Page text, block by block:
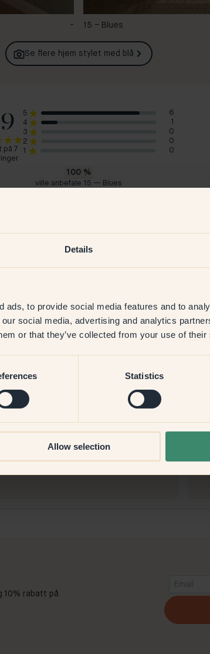
Details
ads, to provide social media features and to
social media, advertising and analytics
or that they’ve collected from your use of
Statistics
Allow selection
- 15 – Blues
Se flere hjem stylet med blå
på 7
5
6
4
1
3
0
2
0
1
0
100 %
ville anbefale 15 — Blues
hos Klint:
10% rabatt på